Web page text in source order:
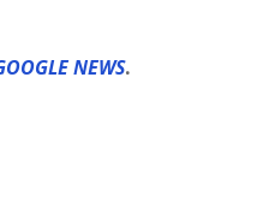
NEWS.